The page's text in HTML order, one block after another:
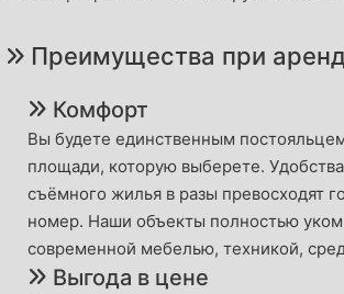
Преимущества при
Комфорт
Вы будете единственным
площади, которую выберете.
съёмного жилья в разы превосходят
номер. Наши объекты полностью
современной мебелью, техникой,
Выгода в цене